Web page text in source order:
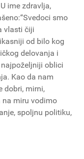
ime zdravlja,
smo
vlasti čiji
od bilo kog
delovanja i
oblici
Kao da nam
dobri, mirni,
na miru vodimo
spoljnu politiku,